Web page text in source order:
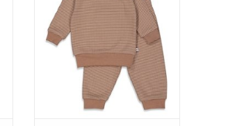
TOEVOEGEN AAN WINKELWAGEN